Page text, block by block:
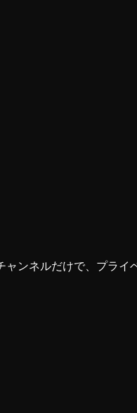
ャンネルだけで、プラ